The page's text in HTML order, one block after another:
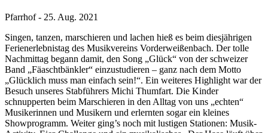
Pfarrhof- 25. Aug. 2021
Singen, tanzen, marschieren und lachen hieß es beim diesjährigen
Ferienerlebnistag des Musikvereins Vorderweißenbach. Der tolle
Nachmittag begann damit, den Song „Glück“ von der schweizer
Band „Fäaschtbänkler“ einzustudieren – ganz nach dem Motto
„Glücklich muss man einfach sein!“. Ein weiteres Highlight war der
Besuch unseres Stabführers Michi Thumfart. Die Kinder
schnupperten beim Marschieren in den Alltag von uns „echten“
Musikerinnen und Musikern und erlernten sogar ein kleines
Showprogramm. Weiter ging’s noch mit lustigen Stationen: Musik-